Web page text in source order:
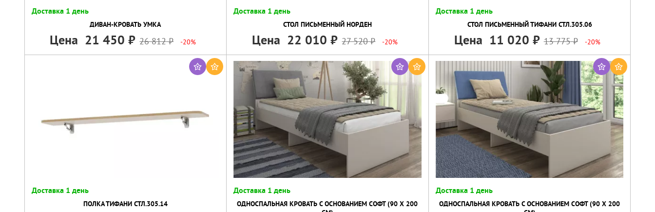
Доставка 1 день
ДИВАН-КРОВАТЬ УМКА
Цена 21 450 26 812 -20%
Доставка 1 день
СТОЛ ПИСЬМЕННЫЙ НОРДЕН
Цена 22 010 27 520 -20%
Доставка 1 день
СТОЛ ПИСЬМЕННЫЙ ТИФАНИ СТЛ.305.06
Цена 11 020 13 775 -20%
Доставка 1 день
ПОЛКА ТИФАНИ СТЛ.305.14
Доставка 1 день
ОДНОСПАЛЬНАЯ КРОВАТЬ С ОСНОВАНИЕМ СОФТ (90 Х 200
Доставка 1 день
ОДНОСПАЛЬНАЯ КРОВАТЬ С ОСНОВАНИЕМ СОФТ (90 Х 200